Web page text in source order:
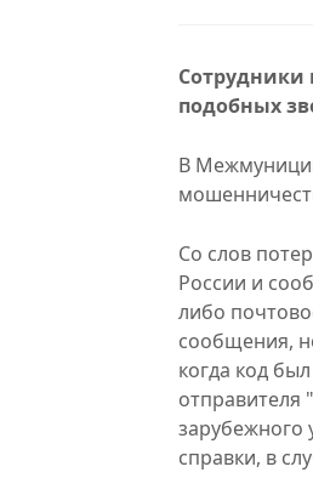
Сотрудники
подобных
В
Со слов
России и
либо
сообщения,
когда код
отправителя
зарубежного
справки, в